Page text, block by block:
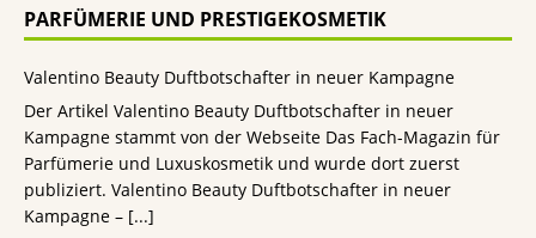
PARFÜMERIE UND PRESTIGEKOSMETIK
Valentino Beauty Duftbotschafter in neuer Kampagne
Der Artikel Valentino Beauty Duftbotschafter in neuer
Kampagne stammt von der Webseite Das Fach-Magazin für
Parfümerie und Luxuskosmetik und wurde dort zuerst
publiziert. Valentino Beauty Duftbotschafter in neuer
Kampagne – [...]